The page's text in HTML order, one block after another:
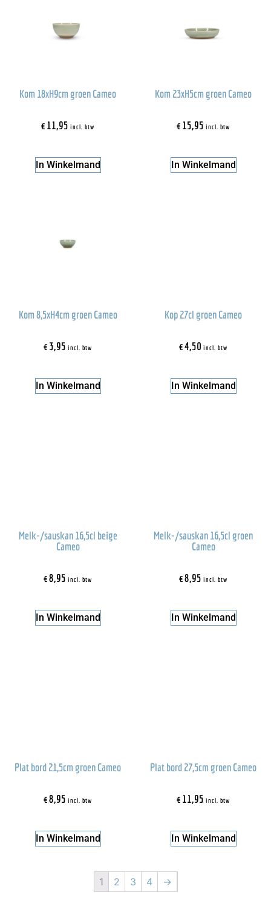
Kom 18xH9cm groen Cameo
€11,95 incl. btw
In Winkelmand
Kom 23xH5cm groen Cameo
€15,95 incl. btw
In Winkelmand
Kom 8,5xH4cm groen Cameo
€3,95 incl. btw
In Winkelmand
Kop 27cl groen Cameo
€4,50 incl. btw
In Winkelmand
Melk-/sauskan 16,5cl beige
Cameo
€8,95 incl. btw
In Winkelmand
Melk-/sauskan 16,5cl groen
Cameo
€8,95 incl. btw
In Winkelmand
Plat bord 21,5cm groen Cameo
€8,95 incl. btw
In Winkelmand
Plat bord 27,5cm groen Cameo
€11,95 incl. btw
In Winkelmand
1 2 3 4 →